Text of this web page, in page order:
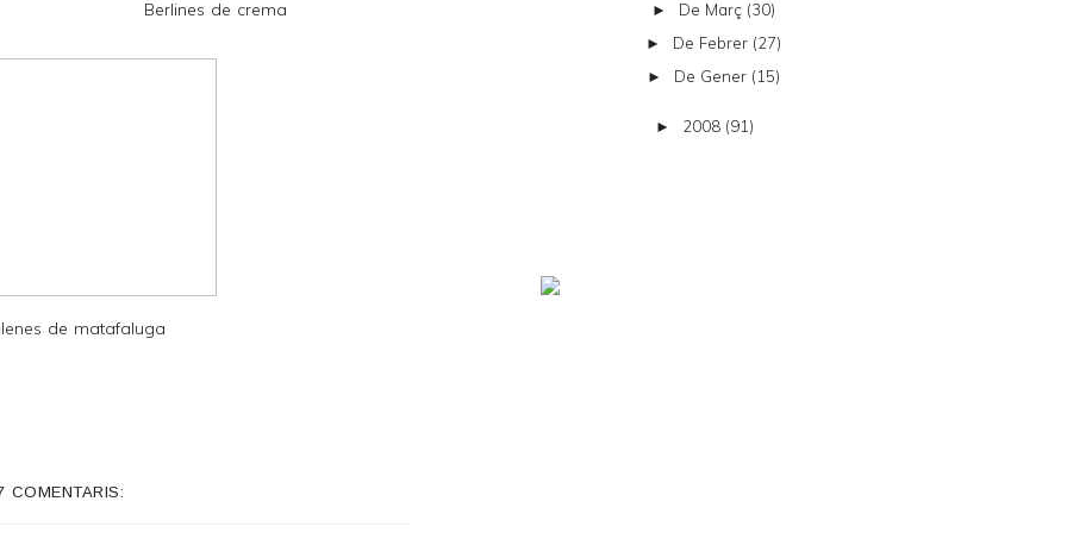
Berlines de crema
de matafaluga
COMENTARIS:
► De Març (30)
► De Febrer (27)
► De Gener (15)
► 2008 (91)